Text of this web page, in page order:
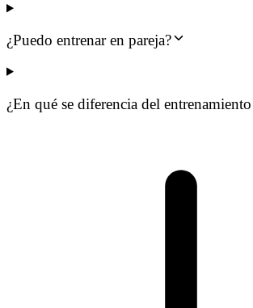
¿Puedo entrenar en pareja?
¿En qué se diferencia del